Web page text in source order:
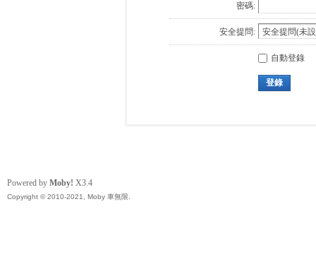
密碼:
安全提問:
自動登錄
登錄
Powered by Moby! X3.4
Copyright © 2010-2021, Moby 車無限.